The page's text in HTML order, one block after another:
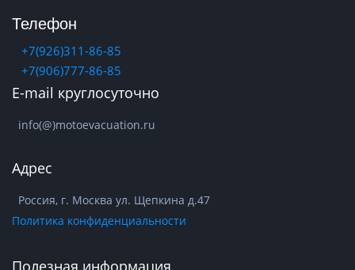
Телефон
+7(926)311-86-85
+7(906)777-86-85
E-mail круглосуточно
info(@)motoevacuation.ru
Адрес
Россия, г. Москва ул. Щепкина д.47
Политика конфиденциальности
Полезная информация